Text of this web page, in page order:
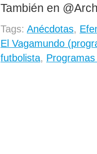
También en
Tags: Anécdotas,
El Vagamundo
futbolista,